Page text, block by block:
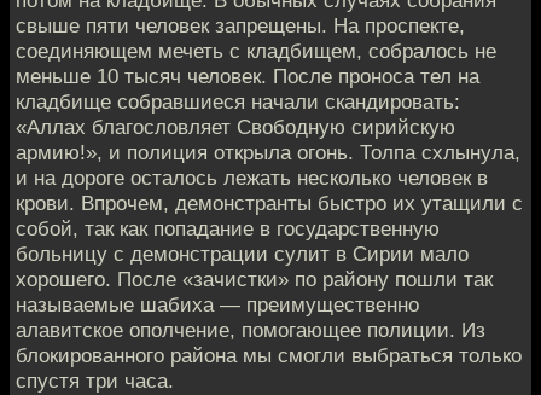
свыше пяти человек запрещены. На проспекте,
соединяющем мечеть с кладбищем, собралось не
меньше 10 тысяч человек. После проноса тел на
кладбище собравшиеся начали скандировать:
«Аллах благословляет Свободную сирийскую
армию!», и полиция открыла огонь. Толпа схлынула,
и на дороге осталось лежать несколько человек в
крови. Впрочем, демонстранты быстро их утащили с
собой, так как попадание в государственную
больницу с демонстрации сулит в Сирии мало
хорошего. После «зачистки» по району пошли так
называемые шабиха — преимущественно
алавитское ополчение, помогающее полиции. Из
блокированного района мы смогли выбраться только
спустя три часа.